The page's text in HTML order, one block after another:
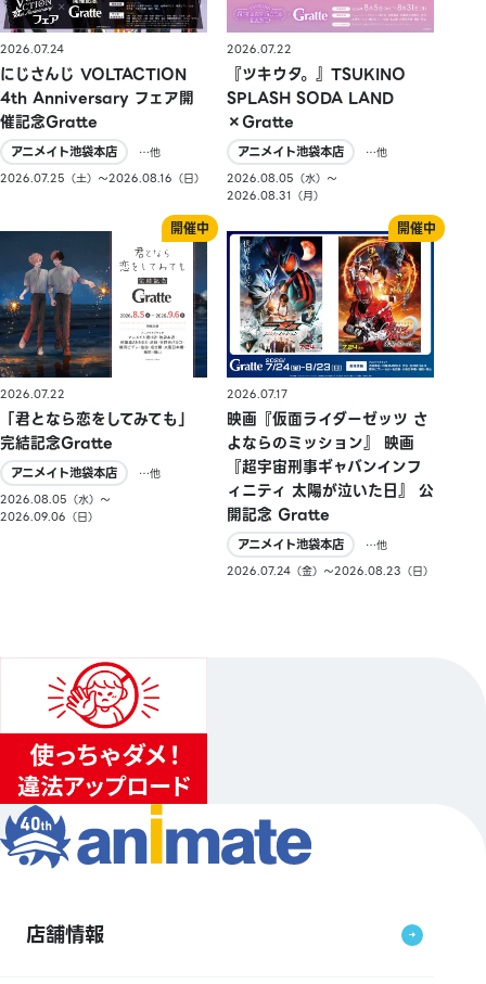
2026.07.24
にじさんじ VOLTACTION
4th Anniversary フェア開
催記念Gratte
アニメイト池袋本店
…他
2026.07.25（土）〜2026.08.16（日）
2026.07.22
『ツキウタ。』TSUKINO
SPLASH SODA LAND
×Gratte
アニメイト池袋本店
…他
2026.08.05（水）〜
2026.08.31（月）
2026.07.22
「君となら恋をしてみても」
完結記念Gratte
アニメイト池袋本店
…他
2026.08.05（水）〜
2026.09.06（日）
2026.07.17
映画『仮面ライダーゼッツ さ
よならのミッション』 映画
『超宇宙刑事ギャバンインフ
ィニティ 太陽が泣いた日』 公
開記念 Gratte
アニメイト池袋本店
…他
2026.07.24（金）〜2026.08.23（日）
店舗情報